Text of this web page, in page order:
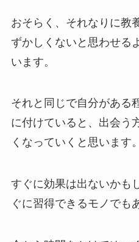
おそらく、それなりに教
ずかしくないと思わせる
います。
それと同じで自分がある
に付けていると、出会う
くなっていくと思います。
すぐに効果は出ないかも
ぐに習得できるモノでも